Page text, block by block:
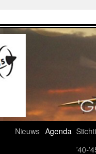
Nieuws Agenda
’40-